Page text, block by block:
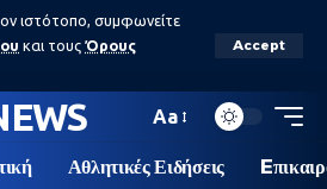
ιστότοπο, συμφωνείτε
και τους Όρους
Accept
Aa
Αθλητικές Ειδήσεις